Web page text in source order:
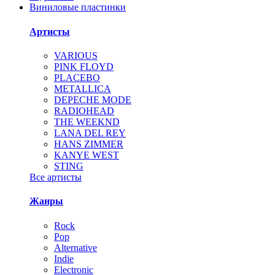
Виниловые пластинки
Артисты
VARIOUS
PINK FLOYD
PLACEBO
METALLICA
DEPECHE MODE
RADIOHEAD
THE WEEKND
LANA DEL REY
HANS ZIMMER
KANYE WEST
STING
Все артисты
Жанры
Rock
Pop
Alternative
Indie
Electronic